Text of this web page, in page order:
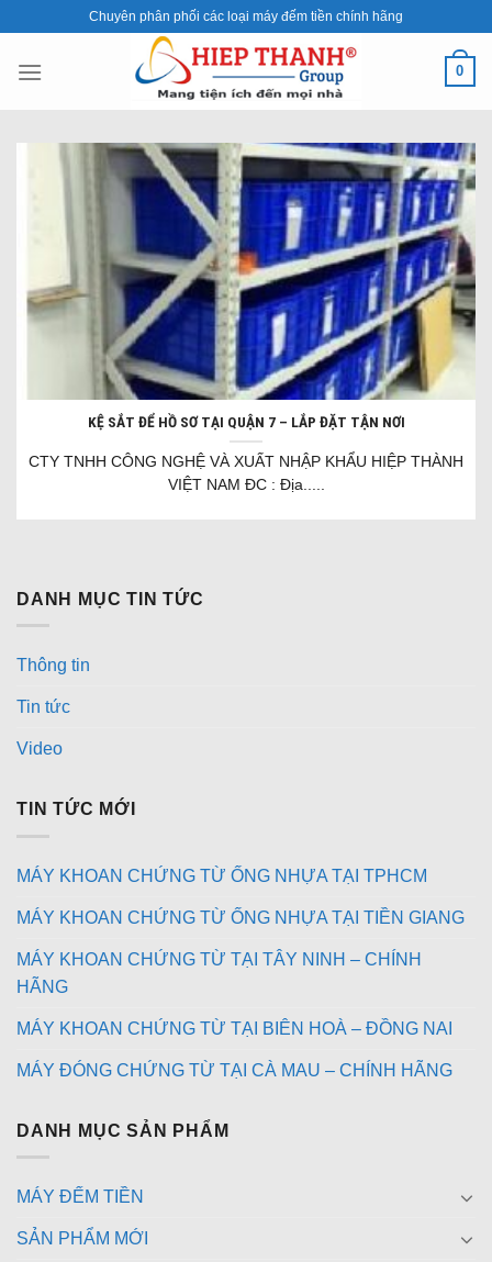
content
Chuyên phân phối các loại máy đếm tiền chính hãng
0
KỆ SẮT ĐỂ HỒ SƠ TẠI QUẬN 7 – LẮP ĐẶT TẬN NƠI
CTY TNHH CÔNG NGHỆ VÀ XUẤT NHẬP KHẨU HIỆP THÀNH
VIỆT NAM ĐC : Địa.....
DANH MỤC TIN TỨC
Thông tin
Tin tức
Video
TIN TỨC MỚI
MÁY KHOAN CHỨNG TỪ ỐNG NHỰA TẠI TPHCM
MÁY KHOAN CHỨNG TỪ ỐNG NHỰA TẠI TIỀN GIANG
MÁY KHOAN CHỨNG TỪ TẠI TÂY NINH – CHÍNH
HÃNG
MÁY KHOAN CHỨNG TỪ TẠI BIÊN HOÀ – ĐỒNG NAI
MÁY ĐÓNG CHỨNG TỪ TẠI CÀ MAU – CHÍNH HÃNG
DANH MỤC SẢN PHẨM
MÁY ĐẾM TIỀN
SẢN PHẨM MỚI